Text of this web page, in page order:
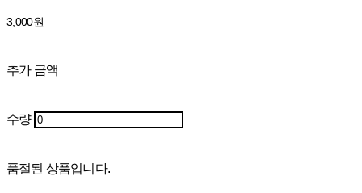
3,000원
추가 금액
수량
품절된 상품입니다.